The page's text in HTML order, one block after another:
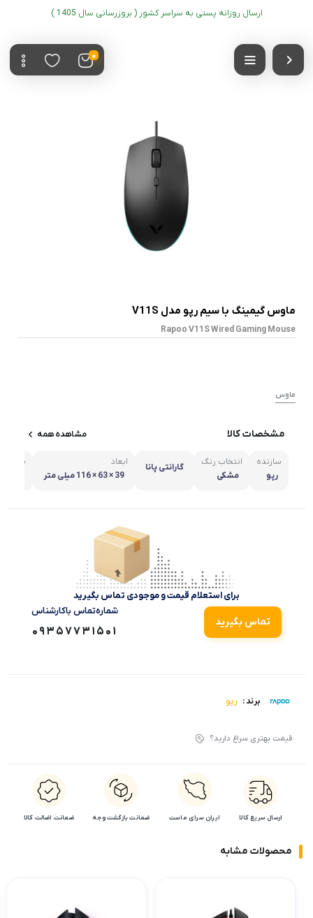
ارسال روزانه پستی به سراسر کشور ( بروزرسانی سال 1405 )
0
ماوس گیمینگ با سیم رپو مدل V11S
Rapoo V11S Wired Gaming Mouse
ماوس
مشخصات کالا مشاهده همه
سازنده
رپو
انتخاب رنگ
مشکی
گارانتی پانا
ابعاد
39 × 63 × 116 میلی متر
نوع
برای استعلام قیمت و موجودی تماس بگیرید
تماس بگیرید
شماره‌تماس‌ با‌کارشناس
09357731501
برند : رپو
قیمت بهتری سراغ دارید؟
ارسال سریع کالا ایران سرای ماست ضمانت بازگشت وجه ضمانت اضالت کالا
محصولات مشابه